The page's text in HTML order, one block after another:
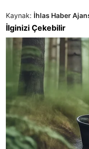
Kaynak: İhlas Haber